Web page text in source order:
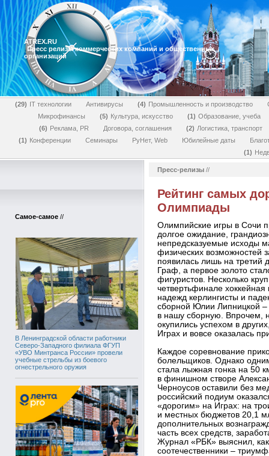
ATREX.RU
Пресс релизы коммерческих компаний и общественных
организаций
29 IT технологии Антивирусы 4 Промышленность и производство
Микрофинансы
5 Культура, искусство 1
Образование, учеба
6
Реклама, PR Договора, соглашения 2
Логистика, транспорт
1
Конференции Семинары РуНет, Web Юбилейные даты
1
Самое-самое //
В Ленинградской области работники
Северо-Западного филиала ФГУП
«УВО Минтранса России» провели
учебные стрельбы из боевого
огнестрельного оружия
Пресс-релизы //
Рейтинг самых
Олимпиады
Олимпийские игры в Сочи
долгое ожидание,
непредсказуемые исходы
физических возможностей
появилась лишь на третий
Граф, а первое золото
фигуристов. Несколько
четвертьфинале
надежд керлингисты и
сборной Юлии Липницкой –
в нашу сборную. Впрочем,
окупились успехом в
Играх и вовсе оказалась
Каждое соревнование
болельщиков. Однако
стала лыжная гонка на 50
в финишном створе
Черноусов оставили без
российский подиум
«дорогим» на Играх: на
и местных бюджетов 20,1
дополнительных
часть всех средств,
Журнал «РБК» выяснил,
соотечественники –